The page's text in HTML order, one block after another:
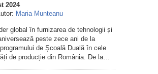
2024
Maria Munteanu
global în furnizarea de tehnologii și
peste zece ani de la
de Școală Duală în cele
de producție din România. De la…